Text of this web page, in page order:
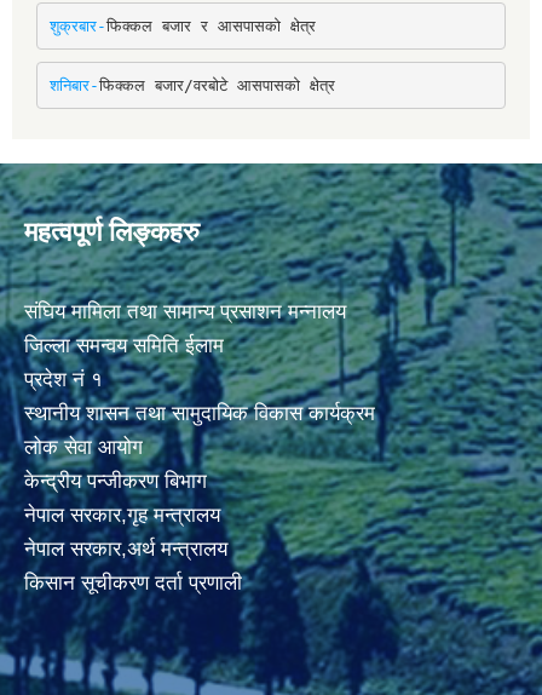
शुक्रबार-फिक्कल बजार र आसपासको क्षेत्र
शनिबार-फिक्कल बजार/वरबोटे आसपासको क्षेत्र
महत्वपूर्ण लिङ्कहरु
संघिय मामिला तथा सामान्य प्रसाशन मन्नालय
जिल्ला समन्वय समिति ईलाम
प्रदेश नं १
स्थानीय शासन तथा सामुदायिक विकास कार्यक्रम
लोक सेवा आयोग
केन्द्रीय पन्जीकरण बिभाग
नेपाल सरकार,गृह मन्त्रालय
नेपाल सरकार,अर्थ मन्त्रालय
किसान सूचीकरण दर्ता प्रणाली